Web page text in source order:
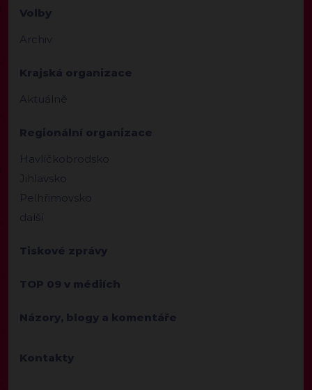
Volby
Archiv
Krajská organizace
Aktuálně
Regionální organizace
Havlíčkobrodsko
Jihlavsko
Pelhřimovsko
další
Tiskové zprávy
TOP 09 v médiích
Názory, blogy a komentáře
Kontakty